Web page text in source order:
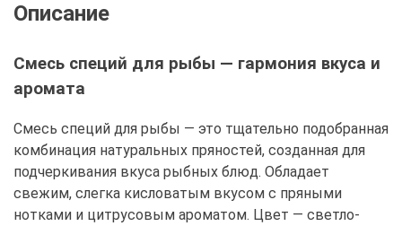
Описание
Смесь специй для рыбы — гармония вкуса и
аромата
Смесь специй для рыбы — это тщательно подобранная
комбинация натуральных пряностей, созданная для
подчеркивания вкуса рыбных блюд. Обладает
свежим, слегка кисловатым вкусом с пряными
нотками и цитрусовым ароматом. Цвет — светло-